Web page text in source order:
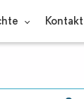
Kontakt